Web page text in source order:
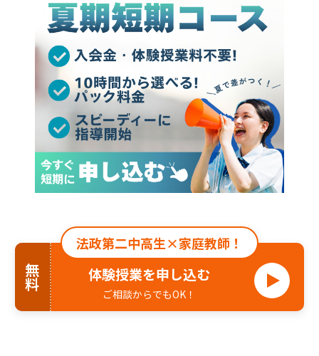
法政第二中高生×家庭教師！
無料 体験授業を申し込む
ご相談からでもOK！